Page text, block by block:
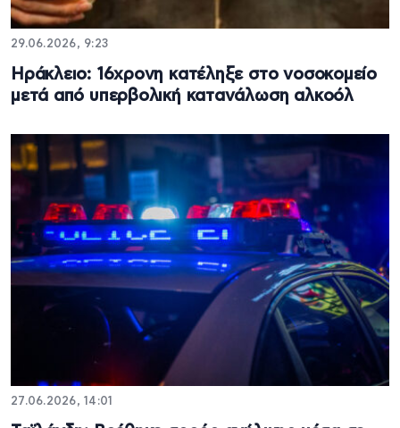
29.06.2026, 9:23
Ηράκλειο: 16χρονη κατέληξε στο νοσοκομείο
μετά από υπερβολική κατανάλωση αλκοόλ
27.06.2026, 14:01